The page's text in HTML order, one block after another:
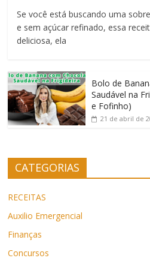
Se você está buscando uma
e sem açúcar refinado, essa
deliciosa, ela
Bolo de
Saudável na
e Fofinho)
21 de abril de
CATEGORIAS
RECEITAS
Auxilio Emergencial
Finanças
Concursos